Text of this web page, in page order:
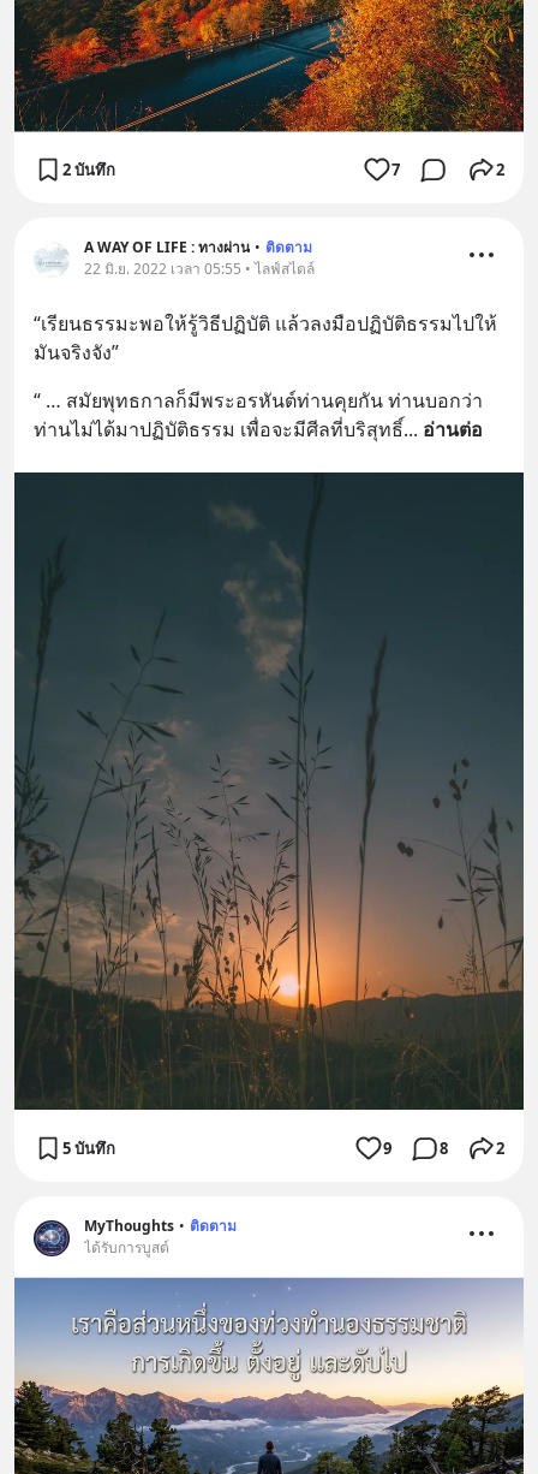
2 บันทึก 7 2
A WAY OF LIFE : ทางผ่าน • ติดตาม
22 มิ.ย. 2022 เวลา 05:55 • ไลฟ์สไตล์
“เรียนธรรมะพอให้รู้วิธีปฏิบัติ แล้วลงมือปฏิบัติธรรมไปให้
มันจริงจัง”
“ … สมัยพุทธกาลก็มีพระอรหันต์ท่านคุยกัน ท่านบอกว่า
ท่านไม่ได้มาปฏิบัติธรรม เพื่อจะมีศีลที่บริสุทธิ์... อ่านต่อ
5 บันทึก 9 8 2
MyThoughts • ติดตาม
ได้รับการบูสต์